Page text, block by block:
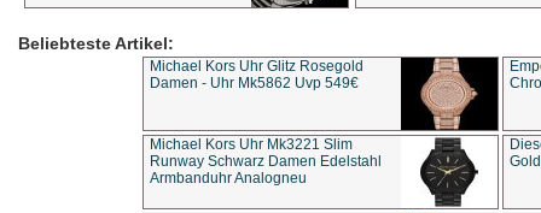
Beliebteste Artikel:
Michael Kors Uhr Glitz Rosegold
Damen - Uhr Mk5862 Uvp 549€
Michael Kors Uhr Mk3221 Slim
Runway Schwarz Damen Edelstahl
Armbanduhr Analogneu